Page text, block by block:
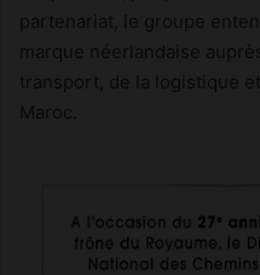
partenariat, le groupe
marque néerlandaise
transport, de la logistique
Maroc.